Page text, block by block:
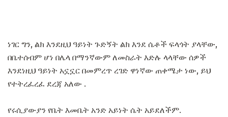
ነገር ግን, ልክ እንደዚህ ዓይነት ጉድኝት ልክ እንደ ሴቶች ፍላጎት ያላቸው,
በቤተሰብም ሆነ በሌላ በማንኛውም ለመስራት እድሉ ላላቸው ሰዎች
እንደነዚህ ዓይነት አኗኗር በመምረጥ ረገድ ዋነኛው ጠቀሜታ ነው, ይህ
የተትረፈረፈ ደረጃ አለው .
የሩሲያውያን የቤት እመቤት አንድ አይነት ሴት አይደለችም.